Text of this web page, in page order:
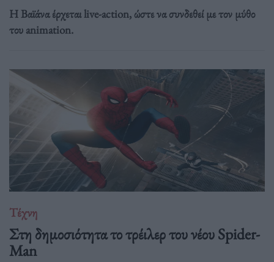
Η Βαϊάνα έρχεται live-action, ώστε να συνδεθεί με τον μύθο
του animation.
Τέχνη
Στη δημοσιότητα το τρέιλερ του νέου Spider-
Man